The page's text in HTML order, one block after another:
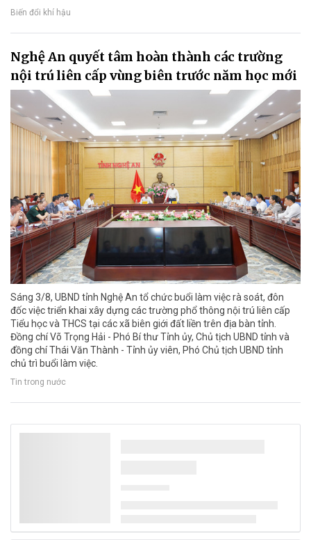
Biến đổi khí hậu
Nghệ An quyết tâm hoàn thành các trường
nội trú liên cấp vùng biên trước năm học mới
Sáng 3/8, UBND tỉnh Nghệ An tổ chức buổi làm việc rà soát, đôn
đốc việc triển khai xây dựng các trường phổ thông nội trú liên cấp
Tiểu học và THCS tại các xã biên giới đất liền trên địa bàn tỉnh.
Đồng chí Võ Trọng Hải - Phó Bí thư Tỉnh ủy, Chủ tịch UBND tỉnh và
đồng chí Thái Văn Thành - Tỉnh ủy viên, Phó Chủ tịch UBND tỉnh
chủ trì buổi làm việc.
Tin trong nước